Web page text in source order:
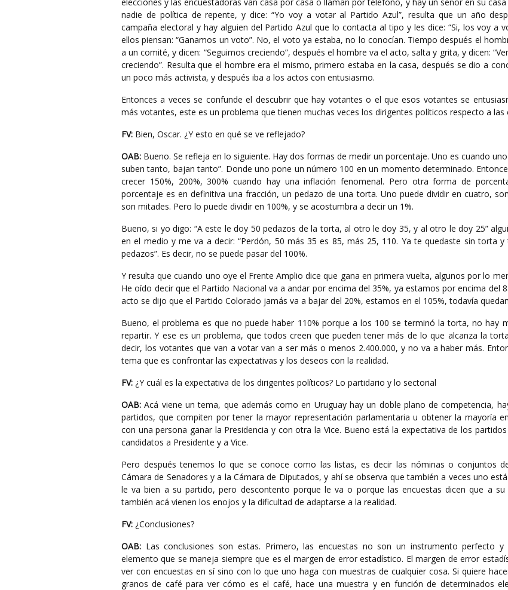
nadie de política de repente, y dice: “Yo voy a votar al Partido Azul”, resulta que un año
campaña electoral y hay alguien del Partido Azul que lo contacta al tipo y les dice: “Si, los voy a
ellos piensan: “Ganamos un voto”. No, el voto ya estaba, no lo conocían. Tiempo después el
a un comité, y dicen: “Seguimos creciendo”, después el hombre va el acto, salta y grita, y dicen:
creciendo”. Resulta que el hombre era el mismo, primero estaba en la casa, después se dio a
un poco más activista, y después iba a los actos con entusiasmo.
Entonces a veces se confunde el descubrir que hay votantes o el que esos votantes se
más votantes, este es un problema que tienen muchas veces los dirigentes políticos respecto a las
FV: Bien, Oscar. ¿Y esto en qué se ve reflejado?
OAB: Bueno. Se refleja en lo siguiente. Hay dos formas de medir un porcentaje. Uno es cuando
suben tanto, bajan tanto”. Donde uno pone un número 100 en un momento determinado.
crecer 150%, 200%, 300% cuando hay una inflación fenomenal. Pero otra forma de
porcentaje es en definitiva una fracción, un pedazo de una torta. Uno puede dividir en cuatro,
son mitades. Pero lo puede dividir en 100%, y se acostumbra a decir un 1%.
Bueno, si yo digo: “A este le doy 50 pedazos de la torta, al otro le doy 35, y al otro le doy 25”
en el medio y me va a decir: “Perdón, 50 más 35 es 85, más 25, 110. Ya te quedaste sin torta y
pedazos”. Es decir, no se puede pasar del 100%.
Y resulta que cuando uno oye el Frente Amplio dice que gana en primera vuelta, algunos por lo
He oído decir que el Partido Nacional va a andar por encima del 35%, ya estamos por encima del
acto se dijo que el Partido Colorado jamás va a bajar del 20%, estamos en el 105%, todavía
Bueno, el problema es que no puede haber 110% porque a los 100 se terminó la torta, no hay
repartir. Y ese es un problema, que todos creen que pueden tener más de lo que alcanza la
decir, los votantes que van a votar van a ser más o menos 2.400.000, y no va a haber más.
tema que es confrontar las expectativas y los deseos con la realidad.
FV: ¿Y cuál es la expectativa de los dirigentes políticos? Lo partidario y lo sectorial
OAB: Acá viene un tema, que además como en Uruguay hay un doble plano de competencia,
partidos, que compiten por tener la mayor representación parlamentaria u obtener la mayoría
con una persona ganar la Presidencia y con otra la Vice. Bueno está la expectativa de los
candidatos a Presidente y a Vice.
Pero después tenemos lo que se conoce como las listas, es decir las nóminas o conjuntos
Cámara de Senadores y a la Cámara de Diputados, y ahí se observa que también a veces uno
le va bien a su partido, pero descontento porque le va o porque las encuestas dicen que a
también acá vienen los enojos y la dificultad de adaptarse a la realidad.
FV: ¿Conclusiones?
OAB: Las conclusiones son estas. Primero, las encuestas no son un instrumento perfecto
elemento que se maneja siempre que es el margen de error estadístico. El margen de error
ver con encuestas en sí sino con lo que uno haga con muestras de cualquier cosa. Si quiere
granos de café para ver cómo es el café, hace una muestra y en función de determinados